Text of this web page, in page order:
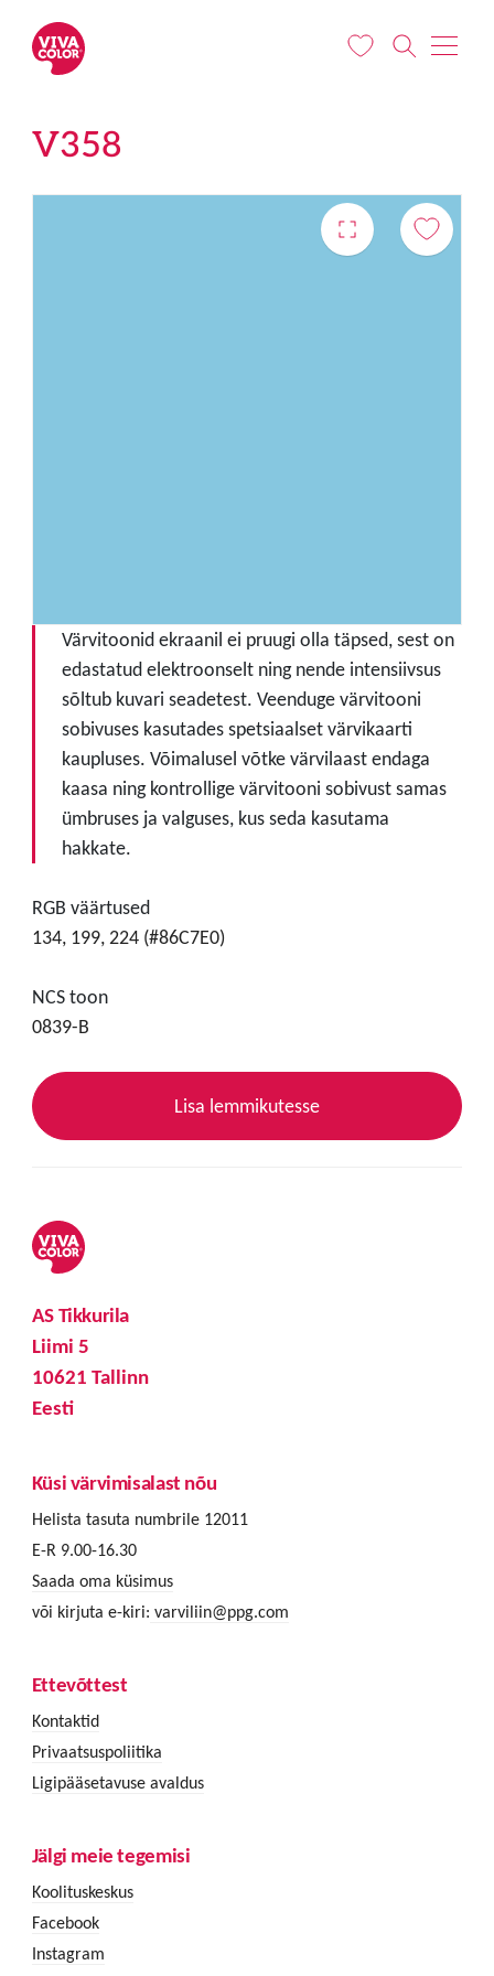
V358
Värvitoonid ekraanil ei pruugi olla täpsed, sest on
edastatud elektroonselt ning nende intensiivsus
sõltub kuvari seadetest. Veenduge värvitooni
sobivuses kasutades spetsiaalset värvikaarti
kaupluses. Võimalusel võtke värvilaast endaga
kaasa ning kontrollige värvitooni sobivust samas
ümbruses ja valguses, kus seda kasutama
hakkate.
RGB väärtused
134, 199, 224 (#86C7E0)
NCS toon
0839-B
Lisa lemmikutesse
AS Tikkurila
Liimi 5
10621 Tallinn
Eesti
Küsi värvimisalast nõu
Helista tasuta numbrile 12011
E-R 9.00-16.30
Saada oma küsimus
või kirjuta e-kiri: varviliin@ppg.com
Ettevõttest
Kontaktid
Privaatsuspoliitika
Ligipääsetavuse avaldus
Jälgi meie tegemisi
Koolituskeskus
Facebook
Instagram